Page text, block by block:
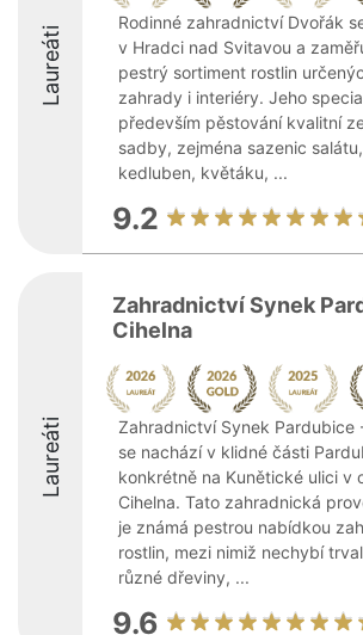
Laureáti
Rodinné zahradnictví Dvořák
v Hradci nad Svitavou a
pestrý sortiment rostlin
zahrady i interiéry. Jeho
především pěstování kvalitní
sadby, zejména sazenic salátu,
kedluben, květáku, ...
9.2
Laureáti
Zahradnictví Synek
Cihelna
Zahradnictví Synek Pardubice
se nachází v klidné části
konkrétně na Kunětické ulici v
Cihelna. Tato zahradnická
je známá pestrou nabídkou
rostlin, mezi nimiž nechybí
různé dřeviny, ...
9.6